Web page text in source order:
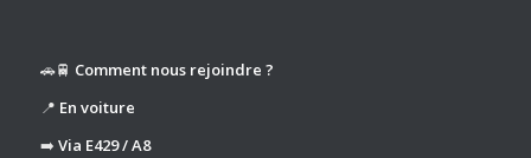
🚗🚆 Comment nous rejoindre ?
📍 En voiture
➡️ Via E429 / A8